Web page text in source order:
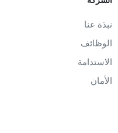
نبذة عنا
الوظائف
الاستدامة
الأمان